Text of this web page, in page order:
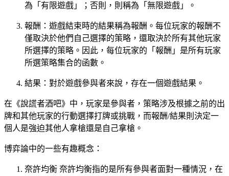
為「有限遊戲」；否則，則稱為「無限遊戲」。
報酬：遊戲結束時的結果稱為報酬。每位玩家的報酬不
僅取決於他們自己選擇的策略，還取決於所有其他玩家
所選擇的策略。因此，每位玩家的「報酬」是所有玩家
所選策略集合的函數。
結果：對於遊戲參與者來說，存在一個遊戲結果。
在《說謊者酒吧》中，玩家是參與者，策略涉及根據之前的出
牌和其他玩家的行動選擇打牌或挑戰，而報酬/結果則決定一
個人是強迫其他人拿槍還是自己拿槍。
博弈論中的一些有趣概念：
奈許均衡 奈許均衡指的是所有參與者面對一種情況，在